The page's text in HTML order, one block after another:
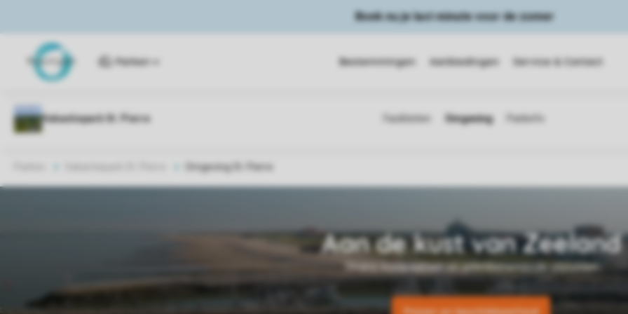
Boek nu je last minute voor de zomer
Parken Bestemmingen Aanbiedingen Service & Contact
Omgeving St. Pierre